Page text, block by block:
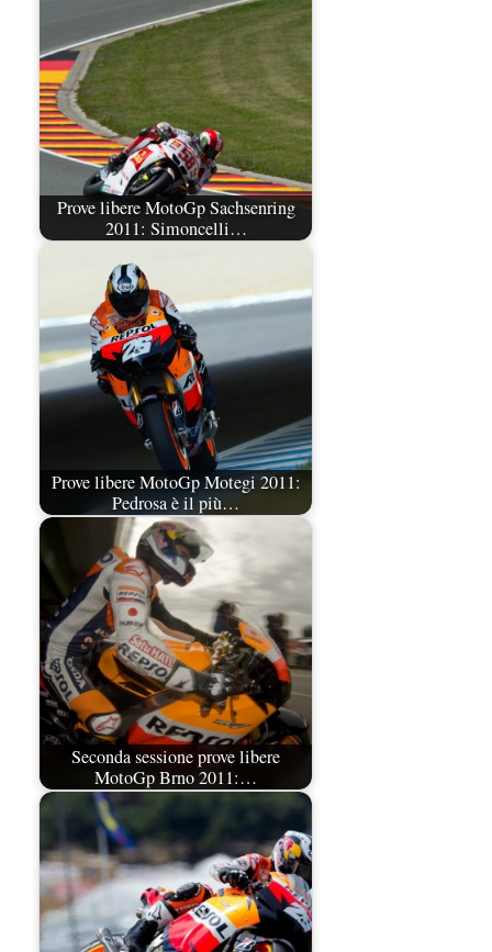
Prove libere MotoGp Sachsenring
2011: Simoncelli…
Prove libere MotoGp Motegi 2011:
Pedrosa è il più…
Seconda sessione prove libere
MotoGp Brno 2011:…